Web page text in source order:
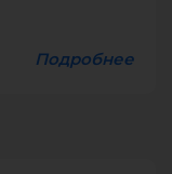
Подробнее